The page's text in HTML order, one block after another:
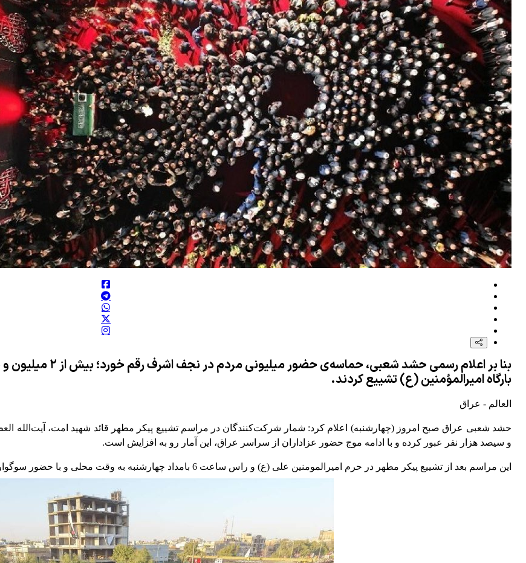
عزم ایران برای تقویت پیوندهای اقتصادی با کشورهای عضو اتحادیه اوراسیا
زخمی شدن یک سرباز ارتش لبنان توسط رژیم صهیونیستی
افزایش سهم تجارت ایران و هند در دستور کار وزارت صمت
بنا بر اعلام رسمی
بارگاه امیرالمؤمنین (ع) تشییع کردند.
العالم - عراق
حشد شعبی عراق صبح امروز (چهارشنبه) اعلام کرد: شمار شرکت‌کنندگان در مراسم تشییع پیکر مطهر قائد شهید امت، آیت‌الله
و سیصد هزار نفر عبور کرده و با ادامه موج حضور عزاداران از سراسر عراق، این آمار رو به افزایش است.
این مراسم بعد از تشییع پیکر مطهر در حرم امیرالمومنین علی (ع) و راس ساعت 6 بامداد چهارشنبه به وقت محلی و با حضور سوگواران شهادت قائد امت شروع شد.